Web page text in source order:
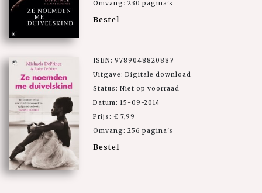
Omvang: 230 pagina's
Bestel
ISBN: 9789048820887
Uitgave: Digitale download
Status: Niet op voorraad
Datum: 15-09-2014
Prijs: € 7,99
Omvang: 256 pagina's
Bestel